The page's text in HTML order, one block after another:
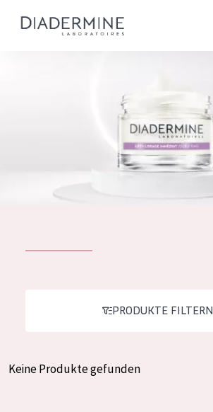
ALLE PRODUKTE
Spanish
PRODUKTE FILTERN
Keine Produkte gefunden